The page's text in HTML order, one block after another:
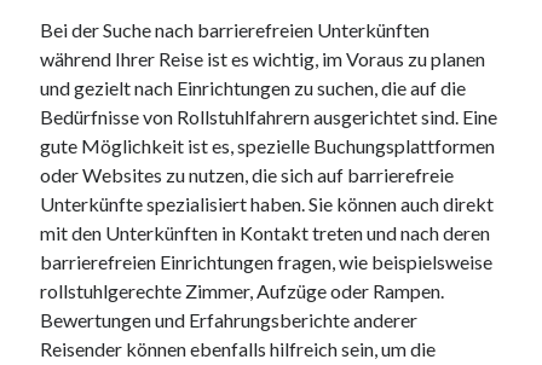
Bei der Suche nach barrierefreien Unterkünften
während Ihrer Reise ist es wichtig, im Voraus zu planen
und gezielt nach Einrichtungen zu suchen, die auf die
Bedürfnisse von Rollstuhlfahrern ausgerichtet sind. Eine
gute Möglichkeit ist es, spezielle Buchungsplattformen
oder Websites zu nutzen, die sich auf barrierefreie
Unterkünfte spezialisiert haben. Sie können auch direkt
mit den Unterkünften in Kontakt treten und nach deren
barrierefreien Einrichtungen fragen, wie beispielsweise
rollstuhlgerechte Zimmer, Aufzüge oder Rampen.
Bewertungen und Erfahrungsberichte anderer
Reisender können ebenfalls hilfreich sein, um die